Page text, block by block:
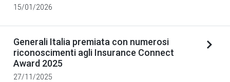
15/01/2026
Generali Italia premiata con numerosi
riconoscimenti agli Insurance Connect
Award 2025
27/11/2025